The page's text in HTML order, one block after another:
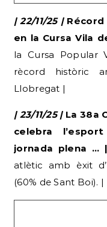
| 22/11/25 |Récord
en la Cursa Vila
la Cursa Popular
rècord històric
Llobregat |
| 23/11/25 |La 38a
celebra
jornada plena … |
atlètic amb èxit
(60% de Sant Boi).